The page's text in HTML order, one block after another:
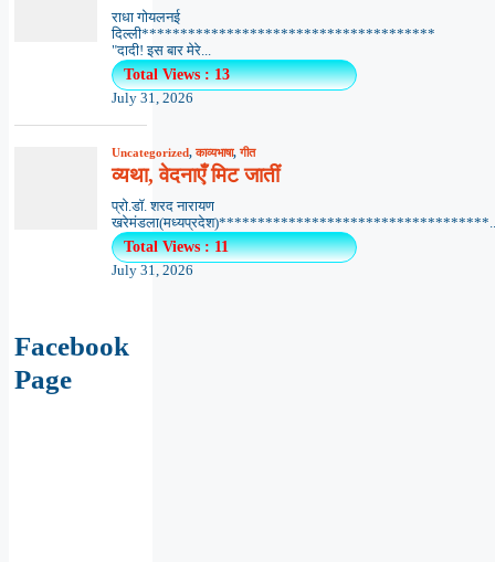
राधा गोयलनई
दिल्ली**************************************
"दादी! इस बार मेरे...
Total Views : 13
July 31, 2026
Uncategorized,काव्यभाषा,गीत
व्यथा, वेदनाएँ मिट जातीं
प्रो.डॉ. शरद नारायण
Total Views : 11
July 31, 2026
Facebook
Page